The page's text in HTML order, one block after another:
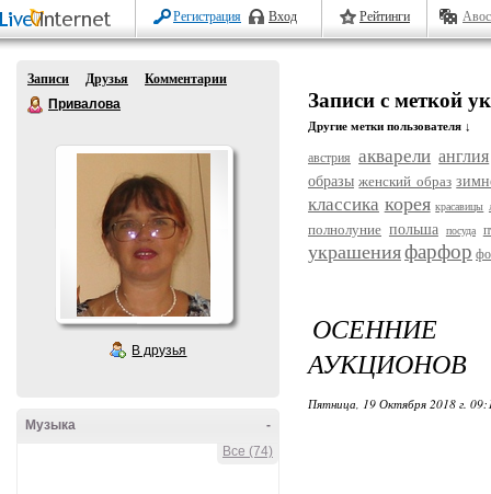
Регистрация Вход Рейтинги
Записи Друзья
Комментарии
Привалова
В друзья
-
Музыка
Все (74)
Записи с меткой
Другие метки пользователя ↓
австрия акварели англия
образы женский образ
классика корея красавицы
полнолуние польша посуда
украшенияфарфор
АУКЦИОНОВ
Пятница, 19 Октября 2018 г.